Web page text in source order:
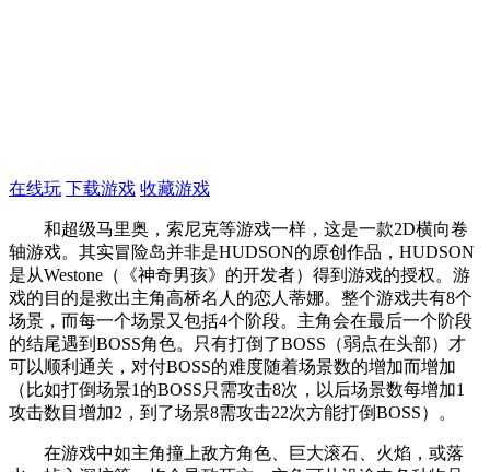
在线玩 下载游戏 收藏游戏
和超级马里奥，索尼克等游戏一样，这是一款2D横向卷
轴游戏。其实冒险岛并非是HUDSON的原创作品，HUDSON
是从Westone（《神奇男孩》的开发者）得到游戏的授权。游
戏的目的是救出主角高桥名人的恋人蒂娜。整个游戏共有8个
场景，而每一个场景又包括4个阶段。主角会在最后一个阶段
的结尾遇到BOSS角色。只有打倒了BOSS（弱点在头部）才
可以顺利通关，对付BOSS的难度随着场景数的增加而增加
（比如打倒场景1的BOSS只需攻击8次，以后场景数每增加1
攻击数目增加2，到了场景8需攻击22次方能打倒BOSS）。
在游戏中如主角撞上敌方角色、巨大滚石、火焰，或落